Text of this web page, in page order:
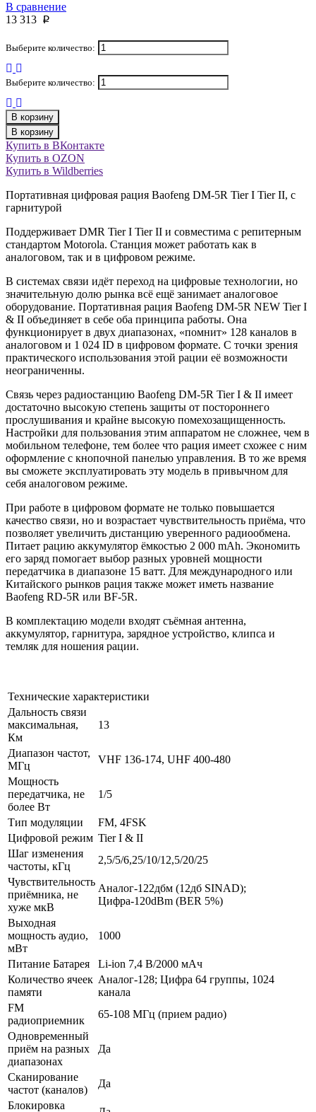
В сравнение
13 313
p
Выберите количество:
Выберите количество:
В корзину
В корзину
Купить в ВКонтакте
Купить в OZON
Купить в Wildberries
Портативная цифровая рация Baofeng DM-5R Tier I Tier II, с
гарнитурой
Поддерживает DMR Tier I Tier II и совместима с репитерным
стандартом Motorola. Станция может работать как в
аналоговом, так и в цифровом режиме.
В системах связи идёт переход на цифровые технологии, но
значительную долю рынка всё ещё занимает аналоговое
оборудование. Портативная рация Baofeng DM-5R NEW Tier I
& II объединяет в себе оба принципа работы. Она
функционирует в двух диапазонах, «помнит» 128 каналов в
аналоговом и 1 024 ID в цифровом формате. С точки зрения
практического использования этой рации её возможности
неограниченны.
Связь через радиостанцию Baofeng DM-5R Tier I & II имеет
достаточно высокую степень защиты от постороннего
прослушивания и крайне высокую помехозащищенность.
Настройки для пользования этим аппаратом не сложнее, чем в
мобильном телефоне, тем более что рация имеет схожее с ним
оформление с кнопочной панелью управления. В то же время
вы сможете эксплуатировать эту модель в привычном для
себя аналоговом режиме.
При работе в цифровом формате не только повышается
качество связи, но и возрастает чувствительность приёма, что
позволяет увеличить дистанцию уверенного радиообмена.
Питает рацию аккумулятор ёмкостью 2 000 mAh. Экономить
его заряд помогает выбор разных уровней мощности
передатчика в диапазоне 15 ватт. Для международного или
Китайского рынков рация также может иметь название
Baofeng RD-5R или BF-5R.
В комплектацию модели входят съёмная антенна,
аккумулятор, гарнитура, зарядное устройство, клипса и
темляк для ношения рации.
Технические характеристики
Дальность связи
максимальная,
Км
13
Диапазон частот,
МГц
VHF 136-174, UHF 400-480
Мощность
передатчика, не
более Вт
1/5
Тип модуляции
FM, 4FSK
Цифровой режим Tier I & II
Шаг изменения
частоты, кГц
2,5/5/6,25/10/12,5/20/25
Чувствительность
приёмника, не
хуже мкВ
Аналог-122дбм (12дб SINAD);
Цифра-120dBm (BER 5%)
Выходная
мощность аудио,
мВт
1000
Питание Батарея
Li-ion 7,4 В/2000 мАч
Количество ячеек
памяти
Аналог-128; Цифра 64 группы, 1024
канала
FM
радиоприемник
65-108 МГц (прием радио)
Одновременный
приём на разных
диапазонах
Да
Сканирование
частот (каналов)
Да
Блокировка